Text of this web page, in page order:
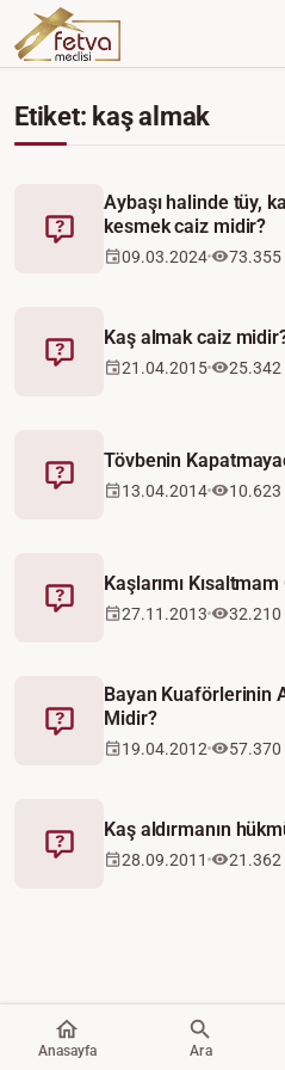
Etiket: kaş almak
Fetva
Aybaşı halinde tüy,
kesmek caiz midir?
09.03.2024 73.355
Fetva
Kaş almak caiz
21.04.2015 25.342
Fetva
Tövbenin
13.04.2014 10.623
Fetva
Kaşlarımı
27.11.2013 32.210
Fetva
Bayan Kuaförlerinin
Midir?
19.04.2012 57.370
Fetva
Kaş aldırmanın
28.09.2011 21.362
Anasayfa Ara